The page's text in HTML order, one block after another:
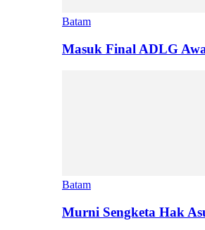
Batam
Masuk Final ADLG
Batam
Murni Sengketa Hak